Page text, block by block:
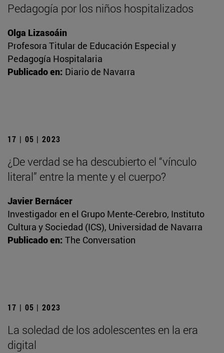
Pedagogía por los niños hospitalizados
Olga Lizasoáin
Profesora Titular de Educación Especial y
Pedagogía Hospitalaria
Publicado en: Diario de Navarra
17 | 05 | 2023
¿De verdad se ha descubierto el “vínculo
literal” entre la mente y el cuerpo?
Javier Bernácer
Investigador en el Grupo Mente-Cerebro, Instituto
Cultura y Sociedad (ICS), Universidad de Navarra
Publicado en: The Conversation
17 | 05 | 2023
La soledad de los adolescentes en la era
digital